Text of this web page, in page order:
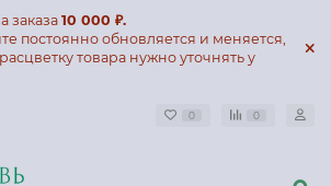
заказа 10 000 ₽.
постоянно обновляется и меняется,
товара нужно уточнять у
0 0